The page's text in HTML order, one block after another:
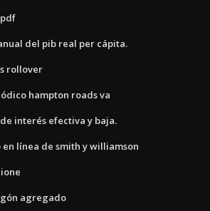
del pib real per cápita.
rollover
hampton roads va
interés efectiva y baja.
línea de smith y williamson
agregado